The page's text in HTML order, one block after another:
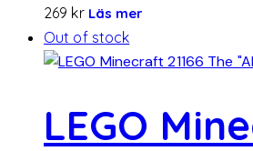
269 kr Läs mer
Out of stock
LEGO